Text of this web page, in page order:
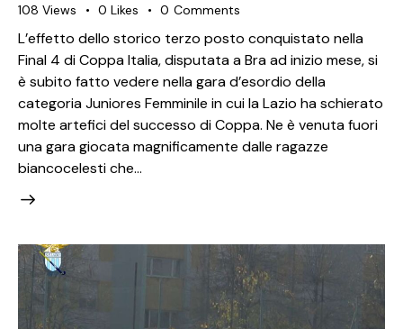
108 Views 0 Likes 0 Comments
L’effetto dello storico terzo posto conquistato nella
Final 4 di Coppa Italia, disputata a Bra ad inizio mese, si
è subito fatto vedere nella gara d’esordio della
categoria Juniores Femminile in cui la Lazio ha schierato
molte artefici del successo di Coppa. Ne è venuta fuori
una gara giocata magnificamente dalle ragazze
biancocelesti che…